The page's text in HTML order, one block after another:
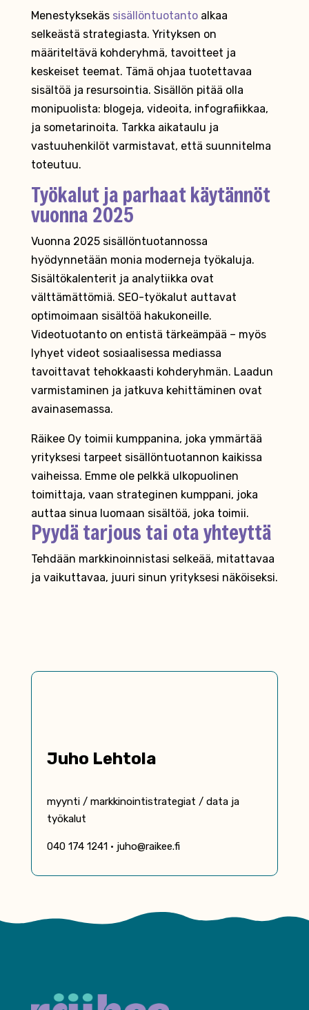
Menestyksekäs sisällöntuotantoalkaa
selkeästä strategiasta. Yrityksen on
määriteltävä kohderyhmä, tavoitteet ja
keskeiset teemat. Tämä ohjaa tuotettavaa
sisältöä ja resursointia. Sisällön pitää olla
monipuolista: blogeja, videoita, infografiikkaa,
ja sometarinoita. Tarkka aikataulu ja
vastuuhenkilöt varmistavat, että suunnitelma
toteutuu.
Työkalut ja parhaat käytännöt
vuonna 2025
Vuonna 2025 sisällöntuotannossa
hyödynnetään monia moderneja työkaluja.
Sisältökalenterit ja analytiikka ovat
välttämättömiä. SEO-työkalut auttavat
optimoimaan sisältöä hakukoneille.
Videotuotanto on entistä tärkeämpää – myös
lyhyet videot sosiaalisessa mediassa
tavoittavat tehokkaasti kohderyhmän. Laadun
varmistaminen ja jatkuva kehittäminen ovat
avainasemassa.
Räikee Oy toimii kumppanina, joka ymmärtää
yrityksesi tarpeet sisällöntuotannon kaikissa
vaiheissa. Emme ole pelkkä ulkopuolinen
toimittaja, vaan strateginen kumppani, joka
auttaa sinua luomaan sisältöä, joka toimii.
Pyydä tarjous tai ota yhteyttä
Tehdään markkinoinnistasi selkeää, mitattavaa
ja vaikuttavaa, juuri sinun yrityksesi näköiseksi.
Juho Lehtola
myynti / markkinointi­strategiat / data ja
työkalut
040 174 1241 • juho@raikee.fi